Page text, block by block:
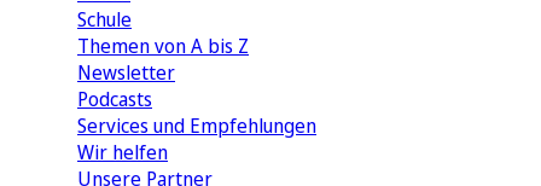
Schule
Themen von A bis Z
Newsletter
Podcasts
Services und Empfehlungen
Wir helfen
Unsere Partner